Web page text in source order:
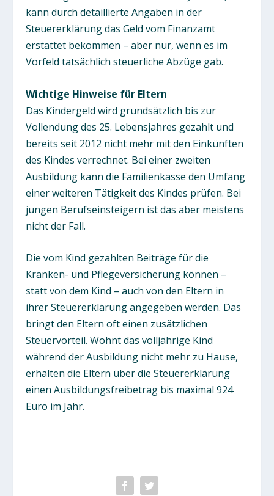
kann durch detaillierte Angaben in der
Steuererklärung das Geld vom Finanzamt
erstattet bekommen – aber nur, wenn es im
Vorfeld tatsächlich steuerliche Abzüge gab.
Wichtige Hinweise für Eltern
Das Kindergeld wird grundsätzlich bis zur
Vollendung des 25. Lebensjahres gezahlt und
bereits seit 2012 nicht mehr mit den Einkünften
des Kindes verrechnet. Bei einer zweiten
Ausbildung kann die Familienkasse den Umfang
einer weiteren Tätigkeit des Kindes prüfen. Bei
jungen Berufseinsteigern ist das aber meistens
nicht der Fall.
Die vom Kind gezahlten Beiträge für die
Kranken- und Pflegeversicherung können –
statt von dem Kind – auch von den Eltern in
ihrer Steuererklärung angegeben werden. Das
bringt den Eltern oft einen zusätzlichen
Steuervorteil. Wohnt das volljährige Kind
während der Ausbildung nicht mehr zu Hause,
erhalten die Eltern über die Steuererklärung
einen Ausbildungsfreibetrag bis maximal 924
Euro im Jahr.